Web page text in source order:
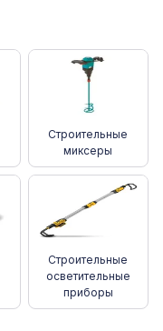
Строительные
миксеры
Строительные
осветительные
приборы